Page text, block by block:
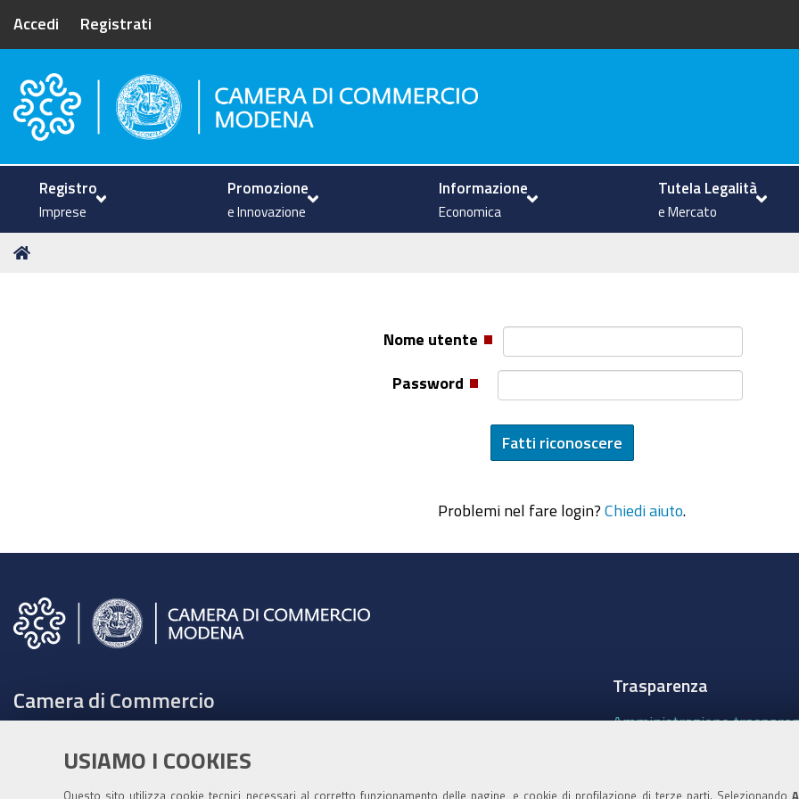
USIAMO I COOKIES
Questo sito utilizza cookie tecnici necessari al corretto funzionamento delle pagine, e cookie di profilazione di terze parti. Selezionando
Accedi Registrati
Camera di Commercio di Modena
Registro
Imprese
Promozione
e Innovazione
Informazione
Economica
Tutela Legalità
e Mercato
Tu
Nome utente
Password
Problemi nel fare login? Chiedi aiuto
Camera di Commercio
Tel. 059208111 -URP
Trasparenza
Amministrazione
Pubblicità Legale